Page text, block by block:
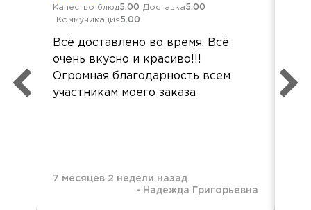
Качество блюд5.00 Доставка5.00
Коммуникация5.00
Всё доставлено во время. Всё
очень вкусно и красиво!!!
Огромная благодарность всем
участникам моего заказа
7 месяцев 2 недели назад
- Надежда Григорьевна